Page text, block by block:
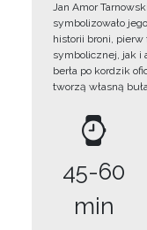
Jan Amor
symbolizowało
historii broni,
symbolicznej, jak i
berła po kordzik
tworzą własną
45-60
min